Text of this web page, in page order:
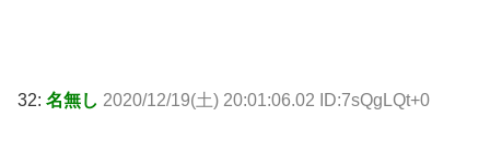
32: 名無し 2020/12/19(土) 20:01:06.02 ID:7sQgLQt+0